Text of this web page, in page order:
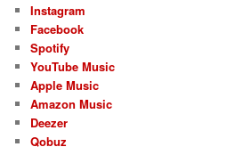
n
Instagram
Facebook
Spotify
YouTube Music
Apple Music
Amazon Music
Deezer
Qobuz